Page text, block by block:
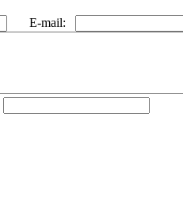
E-mail: